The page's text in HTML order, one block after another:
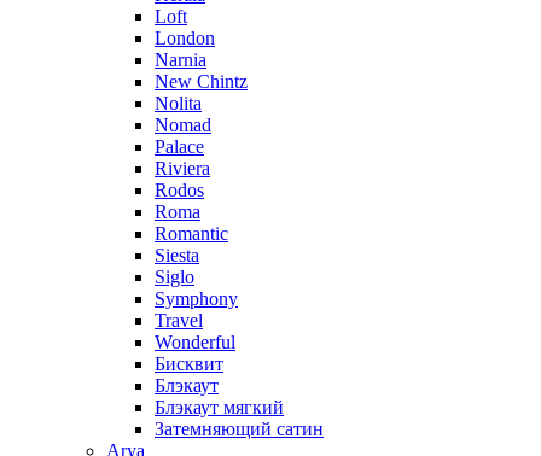
Loft
London
Narnia
New Chintz
Nolita
Nomad
Palace
Riviera
Rodos
Roma
Romantic
Siesta
Siglo
Symphony
Travel
Wonderful
Бисквит
Блэкаут
Блэкаут мягкий
Затемняющий сатин
Arya